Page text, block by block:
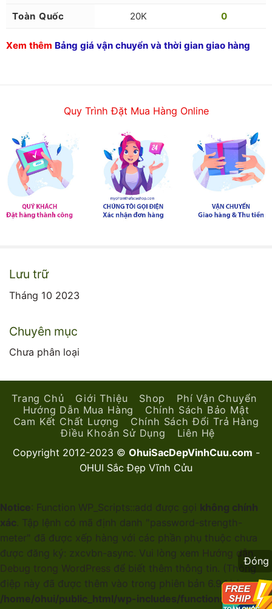
Toàn Quốc
20K 0
Xem thêm Bảng giá vận chuyển và thời gian giao hàng
Quy Trình Đặt Mua Hàng Online
Lưu trữ
Tháng 10 2023
Chuyên mục
Chưa phân loại
Trang Chủ Giới Thiệu Shop
Phí Vận Chuyển
Hướng Dẫn Mua Hàng
Chính Sách Bảo Mật
Cam Kết Chất Lượng
Chính Sách Đổi Trả Hàng
Điều Khoản Sử Dụng
Liên Hệ
Copyright 2012-2023 © OhuiSacDepVinhCuu.com -
OHUI Sắc Đẹp Vĩnh Cửu
Đóng
Notice: Function WP_Scripts::add được gọi không chính
xác. Tập lệnh có mã định danh "password-strength-
meter" đã được xếp hàng với các phần phụ thuộc chưa
được đăng ký: zxcvbn-async. Vui lòng xem Hướng dẫn
Debug trong WordPress để biết thêm thông tin. (Thông
điệp này đã được thêm vào trong phiên bản 6.9.1.) in
/home/ohui/public_html/wp-includes/functions.phpon